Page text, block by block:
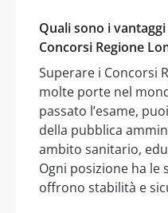
Quali sono i
Concorsi Regione
Superare i Concorsi
molte porte nel
passato l’esame,
della pubblica
ambito sanitario,
Ogni posizione ha le
offrono stabilità e